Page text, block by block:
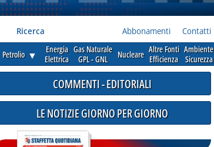
Ricerca Abbonamenti Contatti
Petrolio ▼
Energia
Elettrica
Gas Naturale
GPL - GNL
Nucleare Altre Fonti
Efficienza
Ambiente
Sicurezza
COMMENTI - EDITORIALI
LE NOTIZIE GIORNO PER GIORNO